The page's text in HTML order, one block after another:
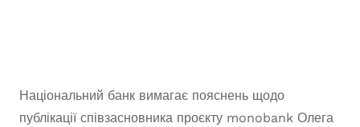
Національний банк вимагає пояснень щодо
публікації співзасновника проєкту monobank Олега